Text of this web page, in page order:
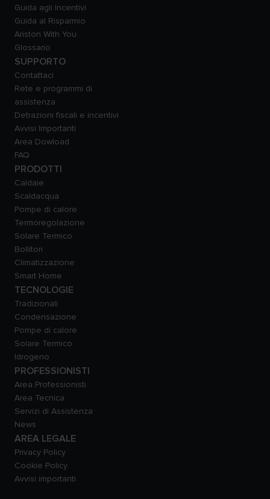
Guida agli Incentivi
Guida al Risparmio
Ariston With You
Glossario
SUPPORTO
Contattaci
Rete e programmi di
assistenza
Detrazioni fiscali e incentivi
Avvisi Importanti
Area Dowload
FAQ
PRODOTTI
Caldaie
Scaldacqua
Pompe di calore
Termoregolazione
Solare Termico
Bollitori
Climatizzazione
Smart Home
TECNOLOGIE
Tradizionali
Condensazione
Pompe di calore
Solare Termico
Idrogeno
PROFESSIONISTI
Area Professionisti
Area Tecnica
Servizi di Assistenza
News
AREA LEGALE
Privacy Policy
Cookie Policy
Avvisi importanti